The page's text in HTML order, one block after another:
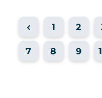
1 2
7 8 9